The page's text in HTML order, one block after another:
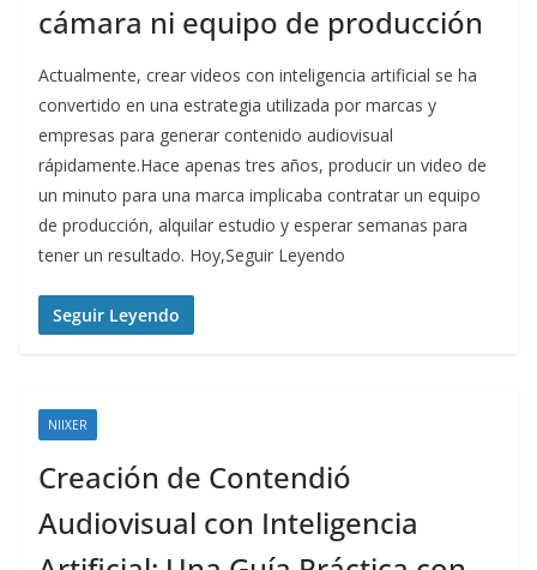
cámara ni equipo de producción
Actualmente, crear videos con inteligencia artificial se ha
convertido en una estrategia utilizada por marcas y
empresas para generar contenido audiovisual
rápidamente.Hace apenas tres años, producir un video de
un minuto para una marca implicaba contratar un equipo
de producción, alquilar estudio y esperar semanas para
tener un resultado. Hoy,Seguir Leyendo
Seguir Leyendo
NIIXER
Creación de Contendió
Audiovisual con Inteligencia